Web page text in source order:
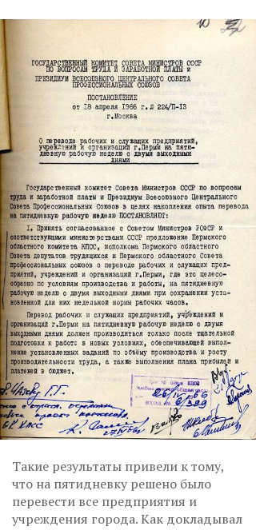
Такие результаты привели к тому,
что на пятидневку решено было
перевести все предприятия и
учреждения города. Как докладывал